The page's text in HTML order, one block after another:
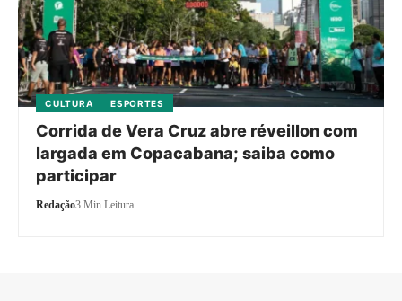
CULTURA ESPORTES
Corrida de Vera Cruz abre réveillon com
largada em Copacabana; saiba como
participar
Redação3 Min Leitura